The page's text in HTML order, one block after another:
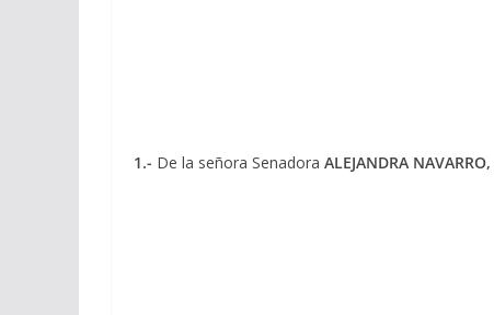
1.- De la señora Senadora ALEJANDRA NAVARRO,